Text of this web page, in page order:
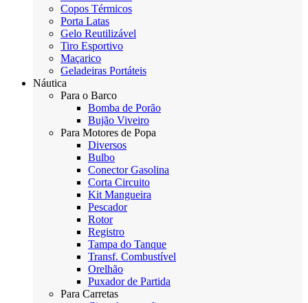
Copos Térmicos
Porta Latas
Gelo Reutilizável
Tiro Esportivo
Maçarico
Geladeiras Portáteis
Náutica
Para o Barco
Bomba de Porão
Bujão Viveiro
Para Motores de Popa
Diversos
Bulbo
Conector Gasolina
Corta Circuito
Kit Mangueira
Pescador
Rotor
Registro
Tampa do Tanque
Transf. Combustível
Orelhão
Puxador de Partida
Para Carretas